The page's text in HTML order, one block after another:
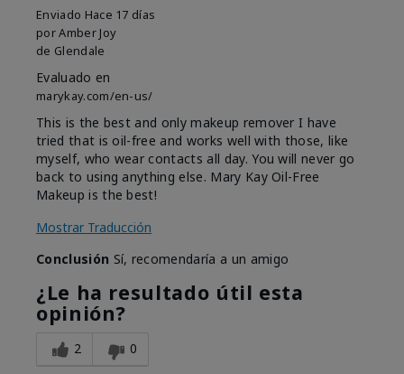
Enviado Hace 17 días
porAmber Joy
de Glendale
Evaluado en
marykay.com/en-us/
This is the best and only makeup remover I have
tried that is oil-free and works well with those, like
myself, who wear contacts all day. You will never go
back to using anything else. Mary Kay Oil-Free
Makeup is the best!
Mostrar Traducción
Conclusión Sí, recomendaría a un amigo
¿Le ha resultado útil esta
opinión?
2 0